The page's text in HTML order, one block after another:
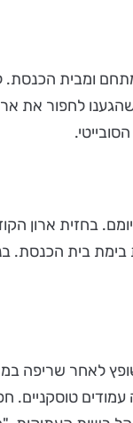
ומבית הכנסת.
לחפור את
בחזית
של קרני השמש, שלא ידענו על קיומה. דפוס זה
עמודים